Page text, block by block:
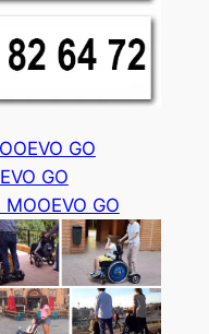
GO
GO
GO